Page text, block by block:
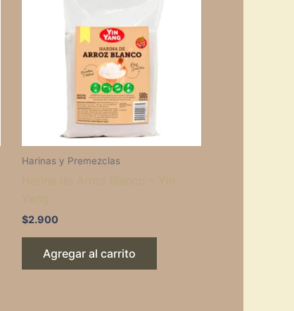
Harinas y Premezclas
$2.900
Agregar al carrito